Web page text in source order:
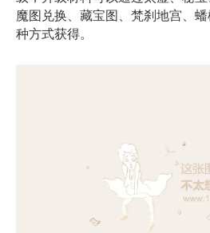
魔图兑换、藏宝图、梵刹地宫、
种方式获得。